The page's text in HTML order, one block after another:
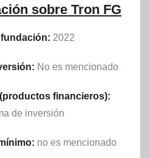
sobre Tron FG
fundación: 2022
No es mencionado
financieros):
de inversión
no es mencionado